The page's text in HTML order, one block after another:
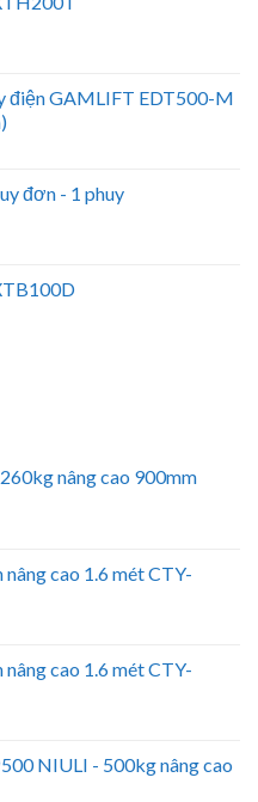
điện GAMLIFT EDT500-M
đơn - 1 phuy
nâng cao 900mm
nâng cao 1.6 mét CTY-
nâng cao 1.6 mét CTY-
NIULI - 500kg nâng cao